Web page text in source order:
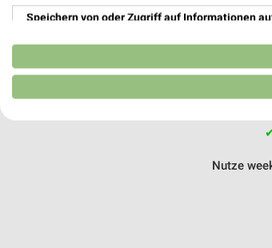
Alle Kik Angebote
Nutze
Speichern von oder Zugriff auf Informationen
Verwendung reduzierter Daten zur Auswahl von
Erstellung von Profilen für personalisierte